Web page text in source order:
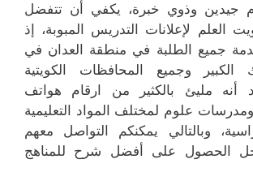
جيدين وذوي خبرة، يكفي أن تتفضل
العلم لإعلانات التدريس المبوبة، إذ
جميع الطلبة في منطقة العدان في
الكبير وجميع المحافظات الكويتية
أنه مليئ بالكثير من ارقام هواتف
علوم لمختلف المواد التعليمية
وبالتالي يمكنكم التواصل معهم
الحصول على أفضل شرح للمناهج